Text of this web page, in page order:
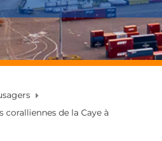
coralliennes de la Caye à